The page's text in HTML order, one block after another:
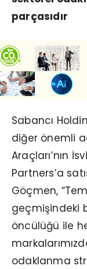
parçasıdır
Sabancı
diğer önemli
Araçları’nın
Partners’a
Göçmen,
geçmişindeki
öncülüğü ile
odaklanma